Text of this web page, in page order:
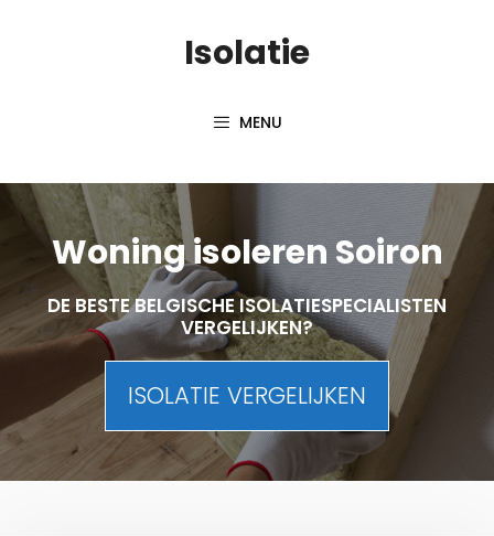
Isolatie
MENU
Woning isoleren Soiron
DE BESTE BELGISCHE ISOLATIESPECIALISTEN
VERGELIJKEN?
ISOLATIE VERGELIJKEN